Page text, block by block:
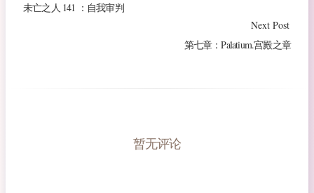
未亡之人 141 ：自我审判
Next Post
第七章：Palatium.宫殿之章
暂无评论